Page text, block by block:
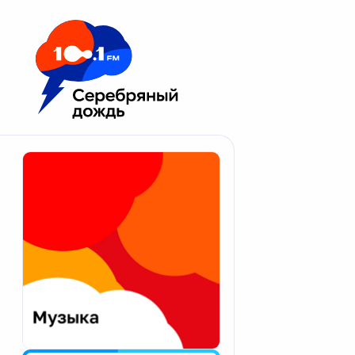
Москва 100.1 FM
Апатиты
Екатеринбург
Калининград
Калуга